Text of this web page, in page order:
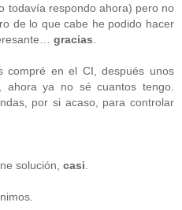
todavía respondo ahora) pero no
de lo que cabe he podido hacer
gracias.
compré en el CI, después unos
ahora ya no sé cuantos tengo.
por si acaso, para controlar
solución, casi.